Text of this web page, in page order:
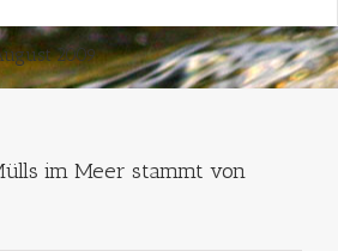
2009
im Meer stammt von